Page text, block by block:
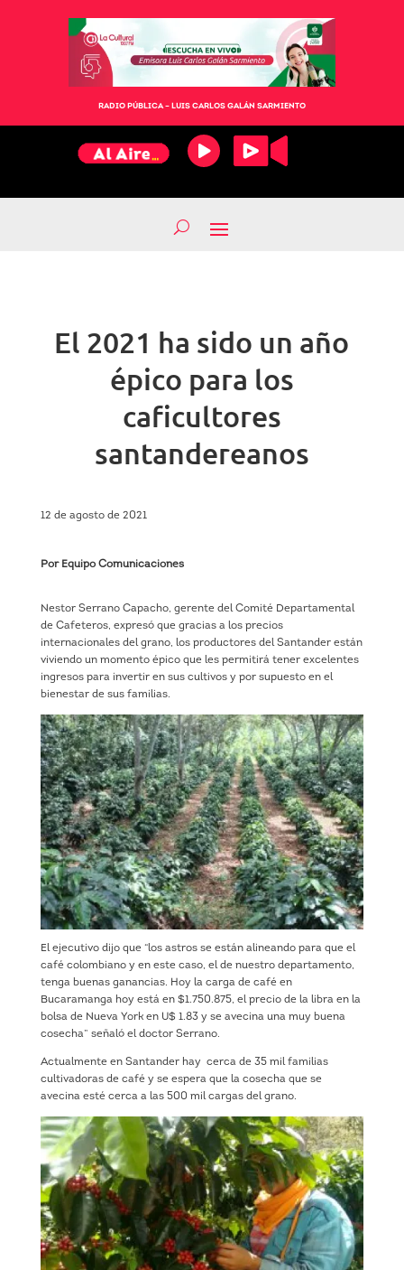
RADIO PÚBLICA – LUIS CARLOS GALÁN SARMIENTO
El 2021 ha sido un año
épico para los
caficultores
santandereanos
12 de agosto de 2021
Por Equipo Comunicaciones
Nestor Serrano Capacho, gerente del Comité Departamental
de Cafeteros, expresó que gracias a los precios
internacionales del grano, los productores del Santander están
viviendo un momento épico que les permitirá tener excelentes
ingresos para invertir en sus cultivos y por supuesto en el
bienestar de sus familias.
El ejecutivo dijo que “los astros se están alineando para que el
café colombiano y en este caso, el de nuestro departamento,
tenga buenas ganancias. Hoy la carga de café en
Bucaramanga hoy está en $1.750.875, el precio de la libra en la
bolsa de Nueva York en U$ 1.83 y se avecina una muy buena
cosecha” señaló el doctor Serrano.
Actualmente en Santander hay cerca de 35 mil familias
cultivadoras de café y se espera que la cosecha que se
avecina esté cerca a las 500 mil cargas del grano.